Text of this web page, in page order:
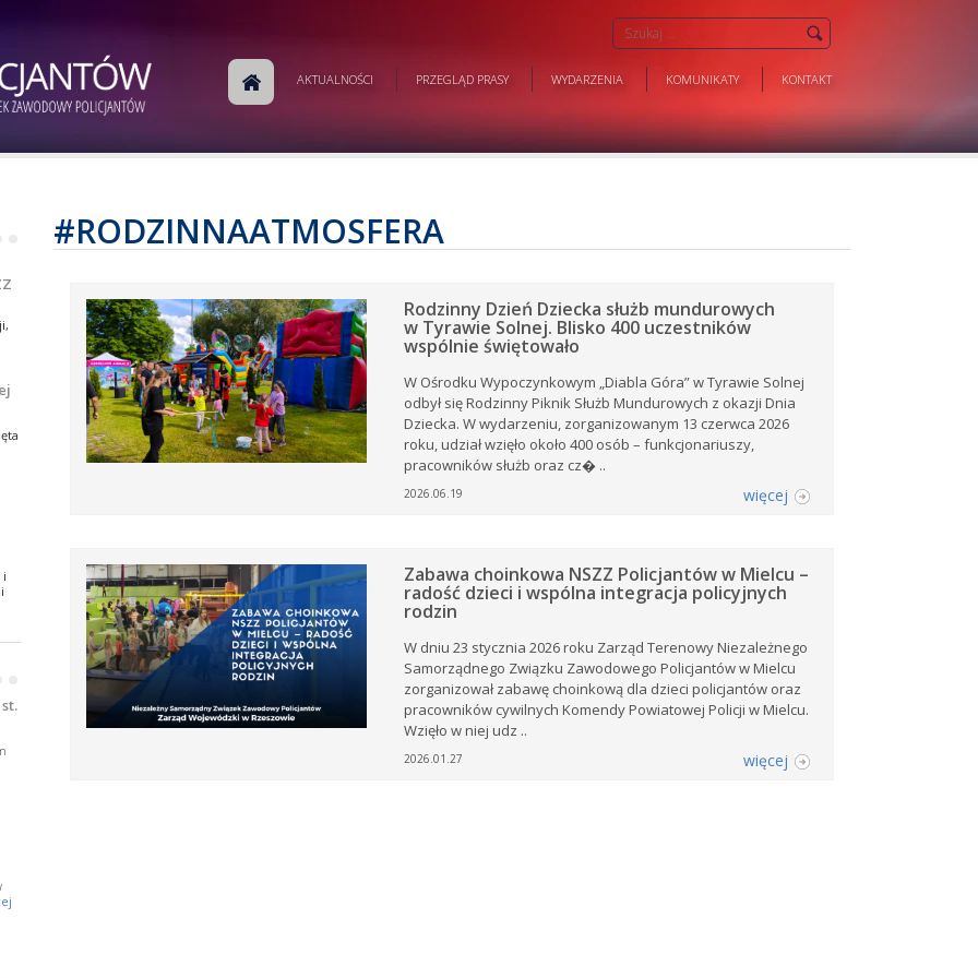
AKTUALNOŚCI PRZEGLĄD PRASY WYDARZENIA KOMUNIKATY KONTAKT
i
•
z
#RODZINNAATMOSFERA
Rodzinny Dzień Dziecka służb mundurowych
w Tyrawie Solnej. Blisko 400 uczestników
wspólnie świętowało
W Ośrodku Wypoczynkowym „Diabla Góra” w Tyrawie Solnej
odbył się Rodzinny Piknik Służb Mundurowych z okazji Dnia
Dziecka. W wydarzeniu, zorganizowanym 13 czerwca 2026
roku, udział wzięło około 400 osób – funkcjonariuszy,
pracowników służb oraz cz� ..
2026.06.19 więcej
Zabawa choinkowa NSZZ Policjantów w Mielcu –
radość dzieci i wspólna integracja policyjnych
rodzin
W dniu 23 stycznia 2026 roku Zarząd Terenowy Niezależnego
Samorządnego Związku Zawodowego Policjantów w Mielcu
zorganizował zabawę choinkową dla dzieci policjantów oraz
pracowników cywilnych Komendy Powiatowej Policji w Mielcu.
Wzięło w niej udz ..
2026.01.27 więcej